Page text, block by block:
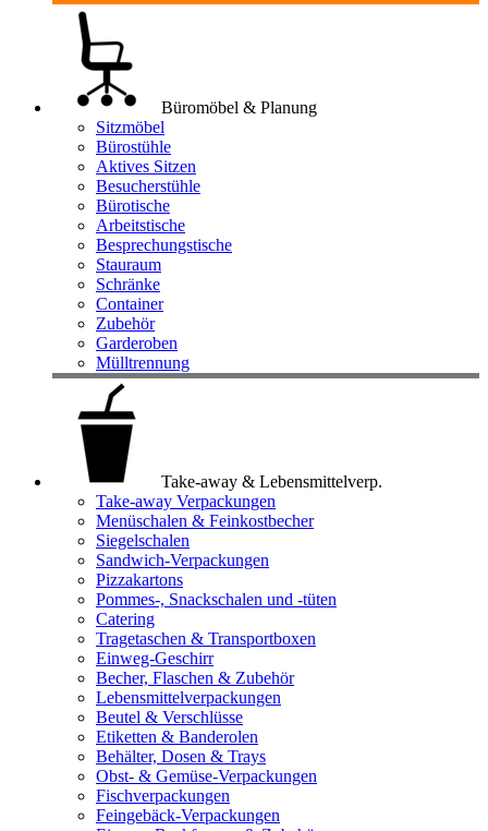
Büromöbel & Planung
Sitzmöbel
Bürostühle
Aktives Sitzen
Besucherstühle
Bürotische
Arbeitstische
Besprechungstische
Stauraum
Schränke
Container
Zubehör
Garderoben
Mülltrennung
Take-away & Lebensmittelverp.
Take-away Verpackungen
Menüschalen & Feinkostbecher
Siegelschalen
Sandwich-Verpackungen
Pizzakartons
Pommes-, Snackschalen und -tüten
Catering
Tragetaschen & Transportboxen
Einweg-Geschirr
Becher, Flaschen & Zubehör
Lebensmittelverpackungen
Beutel & Verschlüsse
Etiketten & Banderolen
Behälter, Dosen & Trays
Obst- & Gemüse-Verpackungen
Fischverpackungen
Feingebäck-Verpackungen